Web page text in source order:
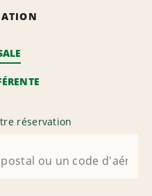
réservation